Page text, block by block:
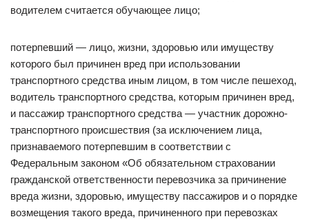
водителем считается обучающее лицо;
потерпевший — лицо, жизни, здоровью или имуществу
которого был причинен вред при использовании
транспортного средства иным лицом, в том числе пешеход,
водитель транспортного средства, которым причинен вред,
и пассажир транспортного средства — участник дорожно-
транспортного происшествия (за исключением лица,
признаваемого потерпевшим в соответствии с
Федеральным законом «Об обязательном страховании
гражданской ответственности перевозчика за причинение
вреда жизни, здоровью, имуществу пассажиров и о порядке
возмещения такого вреда, причиненного при перевозках